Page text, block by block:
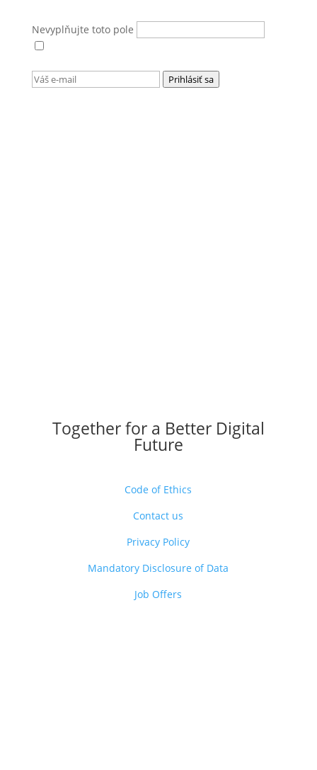
Nevyplňujte toto pole
Prihlásiť sa
Together for a Better Digital
Future
Code of Ethics
Contact us
Privacy Policy
Mandatory Disclosure of Data
Job Offers